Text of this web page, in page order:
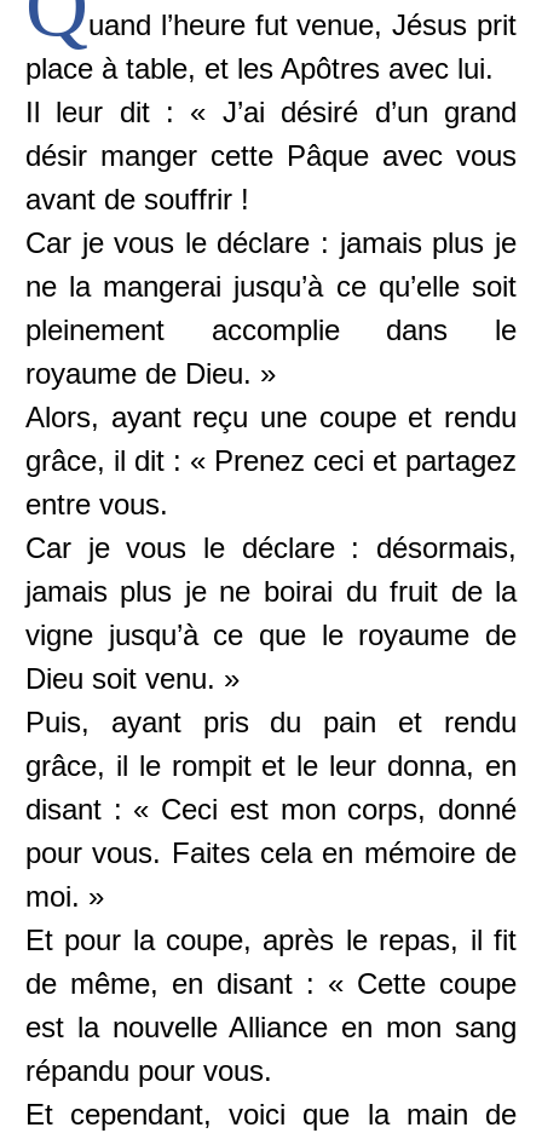
uand l’heure fut venue, Jésus prit
place à table, et les Apôtres avec lui.
Il leur dit : « J’ai désiré d’un grand
désir manger cette Pâque avec vous
avant de souffrir !
Car je vous le déclare : jamais plus je
ne la mangerai jusqu’à ce qu’elle soit
pleinement accomplie dans le
royaume de Dieu. »
Alors, ayant reçu une coupe et rendu
grâce, il dit : « Prenez ceci et partagez
entre vous.
Car je vous le déclare : désormais,
jamais plus je ne boirai du fruit de la
vigne jusqu’à ce que le royaume de
Dieu soit venu. »
Puis, ayant pris du pain et rendu
grâce, il le rompit et le leur donna, en
disant : « Ceci est mon corps, donné
pour vous. Faites cela en mémoire de
moi. »
Et pour la coupe, après le repas, il fit
de même, en disant : « Cette coupe
est la nouvelle Alliance en mon sang
répandu pour vous.
Et cependant, voici que la main de